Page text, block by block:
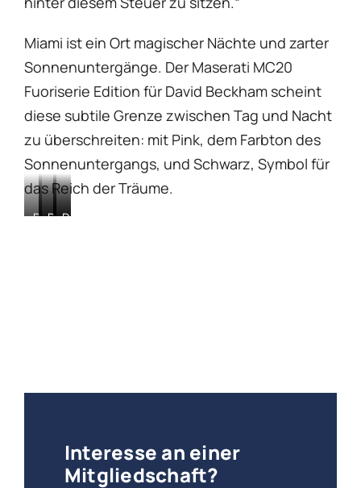
Miami ist ein Ort magischer Nächte und zarter
Sonnenuntergänge. Der Maserati MC20
Fuoriserie Edition für David Beckham scheint
diese subtile Grenze zwischen Tag und Nacht
zu überschreiten: mit Pink, dem Farbton des
Sonnenuntergangs, und Schwarz, Symbol für
das Reich der Träume.
David
David
DavidDavid
David
Interesse an einer
Mitgliedschaft?